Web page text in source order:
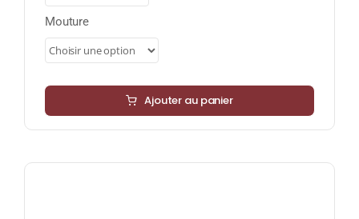
Mouture
Ajouter au panier